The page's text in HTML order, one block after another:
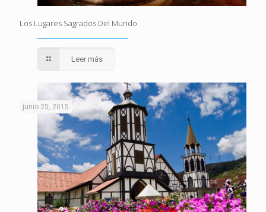
Los Lugares Sagrados Del Mundo
Leer más
junio 25, 2015